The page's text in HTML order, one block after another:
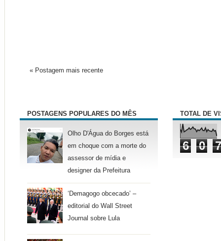
« Postagem mais recente
POSTAGENS POPULARES DO MÊS
Olho D'Água do Borges está
em choque com a morte do
assessor de mídia e
designer da Prefeitura
‘Demagogo obcecado’ –
editorial do Wall Street
Journal sobre Lula
TOTAL DE
6 0 7